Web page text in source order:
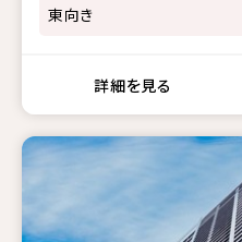
東向き
詳細を見る